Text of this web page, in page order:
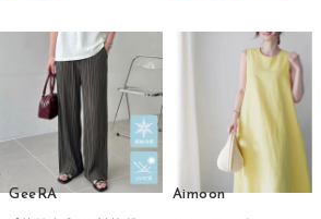
GeeRA Aimoon